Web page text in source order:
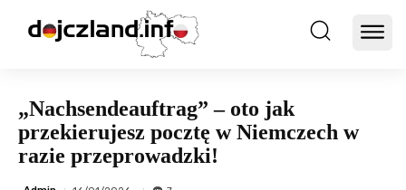
„Nachsendeauftrag” – oto jak
przekierujesz pocztę w Niemczech w
razie przeprowadzki!